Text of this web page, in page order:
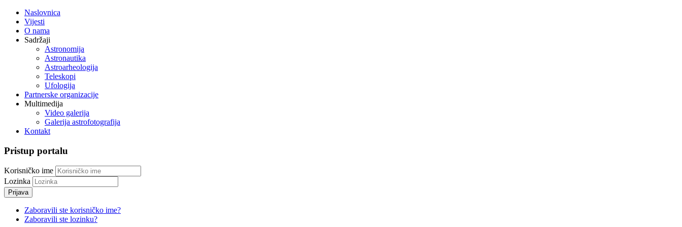
Naslovnica
Vijesti
O nama
Sadržaji
Astronomija
Astronautika
Astroarheologija
Teleskopi
Ufologija
Partnerske organizacije
Multimedija
Video galerija
Galerija astrofotografija
Kontakt
Pristup portalu
Korisničko ime
Lozinka
Prijava
Zaboravili ste korisničko ime?
Zaboravili ste lozinku?